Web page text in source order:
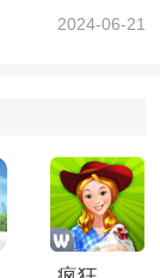
，先用控制技
或者往下
他要点。只
慢走着来找你
害不太够，
2024-06-21